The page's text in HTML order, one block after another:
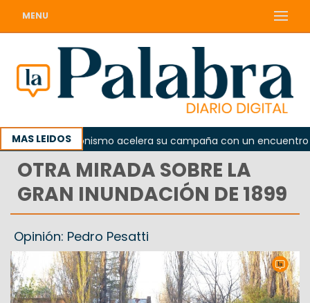
MENU
MAS LEIDOS
El peronismo acelera su campaña con un encuentro
OTRA MIRADA SOBRE LA
GRAN INUNDACIÓN DE 1899
Opinión: Pedro Pesatti